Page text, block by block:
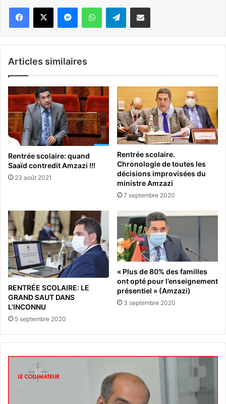
WhatsApp Telegram
Articles similaires
Rentrée scolaire: quand
Saaïd contredit Amzazi !!!
23 août 2021
Rentrée scolaire.
Chronologie de toutes les
décisions improvisées du
ministre Amzazi
7 septembre 2020
RENTRÉE SCOLAIRE: LE
GRAND SAUT DANS
L’INCONNU
5 septembre 2020
« Plus de 80% des familles
ont opté pour l’enseignement
présentiel » (Amzazi)
3 septembre 2020